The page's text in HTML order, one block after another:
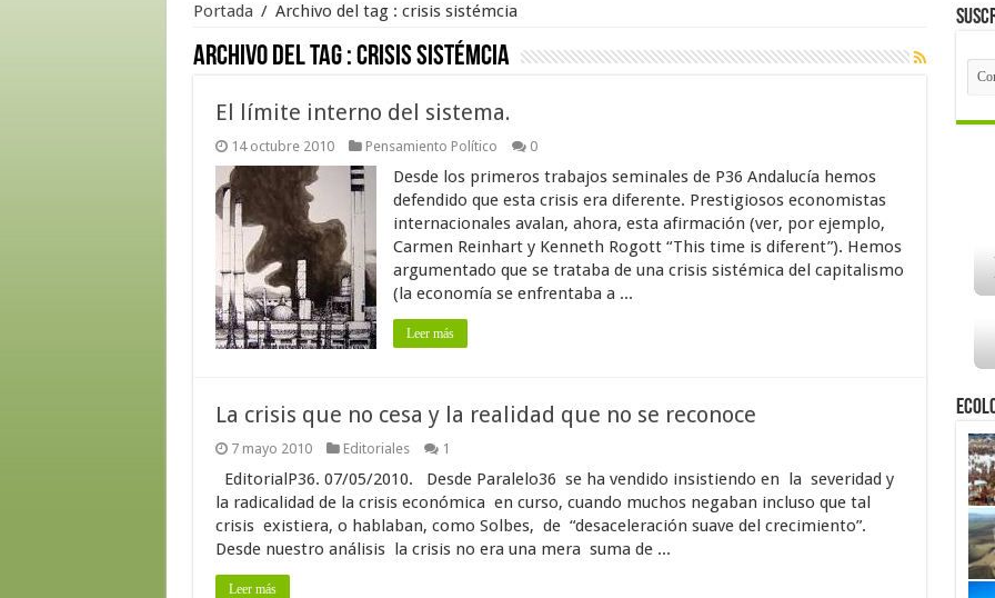
Portada / Archivo del tag : crisis sistémcia
Archivo del tag :crisis sistémcia
El límite interno del sistema.
14 octubre 2010 Pensamiento Político 0
Desde los primeros trabajos seminales de P36 Andalucía hemos
defendido que esta crisis era diferente. Prestigiosos economistas
internacionales avalan, ahora, esta afirmación (ver, por ejemplo,
Carmen Reinhart y Kenneth Rogott “This time is diferent”). Hemos
argumentado que se trataba de una crisis sistémica del capitalismo
(la economía se enfrentaba a ...
Leer más
La crisis que no cesa y la realidad que no se reconoce
7 mayo 2010 Editoriales 1
EditorialP36. 07/05/2010. Desde Paralelo36 se ha vendido insistiendo en la severidad y
la radicalidad de la crisis económica en curso, cuando muchos negaban incluso que tal
crisis existiera, o hablaban, como Solbes, de “desaceleración suave del crecimiento”.
Desde nuestro análisis la crisis no era una mera suma de ...
Leer más